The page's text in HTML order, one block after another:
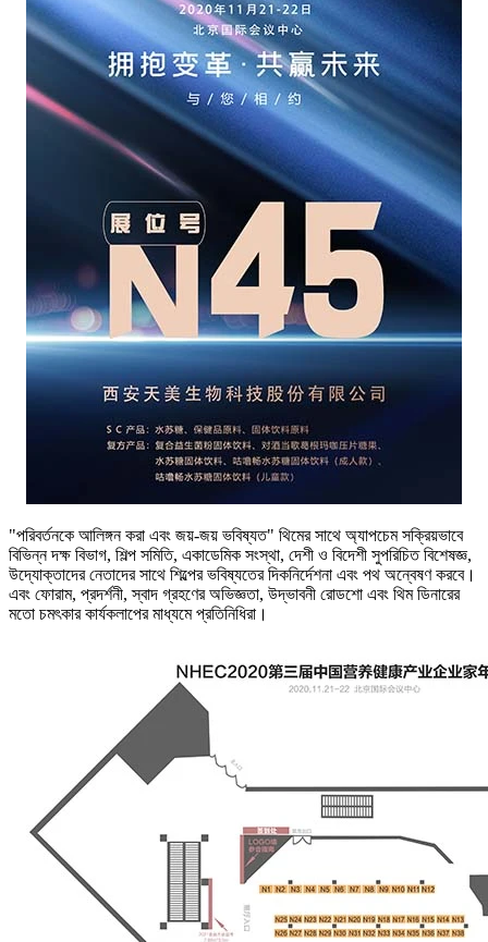
"পরিবর্তনকে আলিঙ্গন করা এবং জয়-জয় ভবিষ্যত" থিমের সাথে অ্যাপচেম সক্রিয়ভাবে
বিভিন্ন দক্ষ বিভাগ, শিল্প সমিতি, একাডেমিক সংস্থা, দেশী ও বিদেশী সুপরিচিত বিশেষজ্ঞ,
উদ্যোক্তাদের নেতাদের সাথে শিল্পের ভবিষ্যতের দিকনির্দেশনা এবং পথ অন্বেষণ করবে।
এবং ফোরাম, প্রদর্শনী, স্বাদ গ্রহণের অভিজ্ঞতা, উদ্ভাবনী রোডশো এবং থিম ডিনারের
মতো চমৎকার কার্যকলাপের মাধ্যমে প্রতিনিধিরা।